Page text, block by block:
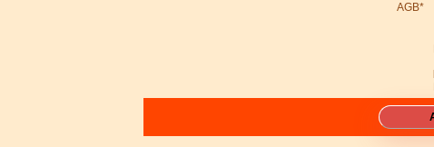
AGB*